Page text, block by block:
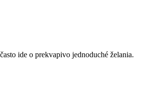
ide o prekvapivo jednoduché želania.